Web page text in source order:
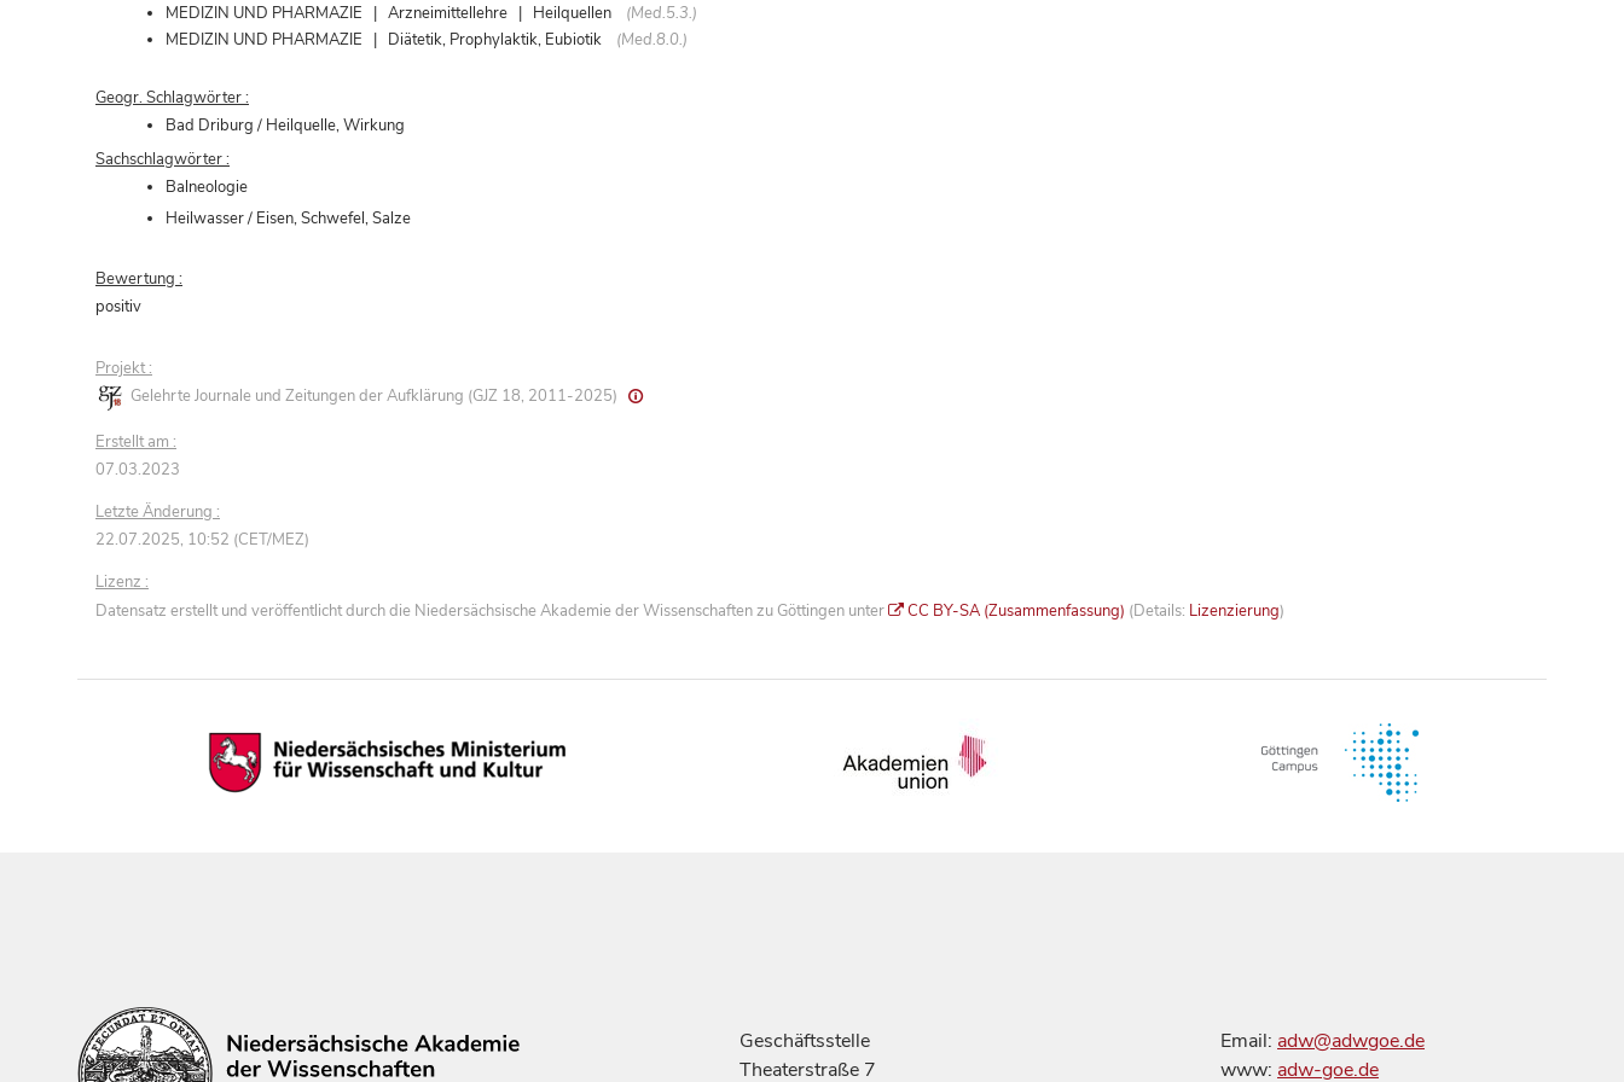
MEDIZIN UND PHARMAZIE | Arzneimittellehre | Heilquellen
(Med.5.3.)
MEDIZIN UND PHARMAZIE | Diätetik, Prophylaktik, Eubiotik
(Med.8.0.)
Geogr. Schlagwörter :
Bad Driburg / Heilquelle, Wirkung
Sachschlagwörter :
Balneologie
Heilwasser / Eisen, Schwefel, Salze
Bewertung :
positiv
Projekt :
Gelehrte Journale und Zeitungen der Aufklärung (GJZ 18, 2011-2025)
Erstellt am :
07.03.2023
Letzte Änderung :
22.07.2025, 10:52 (CET/MEZ)
Lizenz :
Datensatz erstellt und veröffentlicht durch die Niedersächsische Akademie der Wissenschaften zu Göttingen unter
CC BY-SA (Zusammenfassung) (Details: Lizenzierung)
Geschäftsstelle
Theaterstraße 7
Email: adw@adwgoe.de
www: adw-goe.de